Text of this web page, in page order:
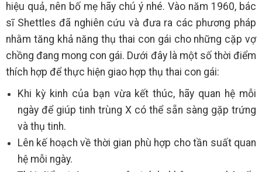
hiệu quả, nên bố mẹ hãy chú ý nhé. Vào năm 1960, bác
sĩ Shettles đã nghiên cứu và đưa ra các phương pháp
nhằm tăng khả năng thụ thai con gái cho những cặp vợ
chồng đang mong con gái. Dưới đây là một số thời điểm
thích hợp để thực hiện giao hợp thụ thai con gái:
Khi kỳ kinh của bạn vừa kết thúc, hãy quan hệ mỗi
ngày để giúp tinh trùng X có thể sẵn sàng gặp trứng
và thụ tinh.
Lên kế hoạch về thời gian phù hợp cho tần suất quan
hệ mỗi ngày.